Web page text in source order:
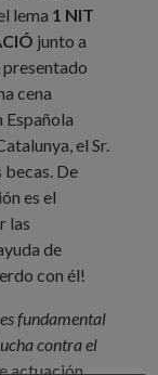
lema 1 NIT
junto a
cena
el Sr.
becas. De
es el
las
de
con él!
fundamental
contra el
actuación,